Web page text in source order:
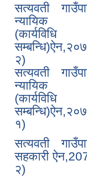
सत्यवती
न्यायिक
(कार्यविधि
२)
सत्यवती
न्यायिक
(कार्यविधि
१)
सत्यवती
सहकारी
२)